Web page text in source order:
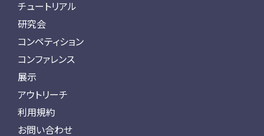
チュートリアル
研究会
コンペティション
コンファレンス
展示
アウトリーチ
利用規約
お問い合わせ